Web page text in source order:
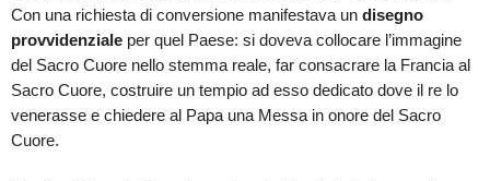
Con una richiesta di conversione manifestava un disegno
provvidenziale per quel Paese: si doveva collocare l’immagine
del Sacro Cuore nello stemma reale, far consacrare la Francia al
Sacro Cuore, costruire un tempio ad esso dedicato dove il re lo
venerasse e chiedere al Papa una Messa in onore del Sacro
Cuore.